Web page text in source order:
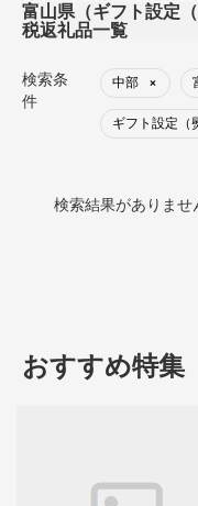
富山県（ギフト設定
税返礼品一覧
検索条
件
中部 ×
ギフト設定（
検索結果がありませ
おすすめ特集